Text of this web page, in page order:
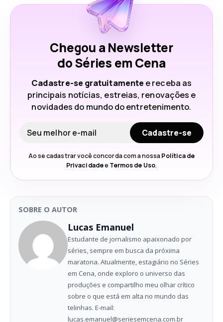
Chegou a Newsletter
do Séries em Cena
Cadastre-se gratuitamente e receba as
principais notícias, estreias, renovações e
novidades do mundo do entretenimento.
Seu e-mail
Cadastre-se
Ao se cadastrar você concorda com a nossa Política de
Privacidadee Termos de Uso.
SOBRE O AUTOR
Lucas Emanuel
Estudante de jornalismo apaixonado por
séries, sempre em busca da próxima
maratona. Atualmente, estagiário no Séries
em Cena, onde exploro o universo das
produções e compartilho meu olhar crítico
sobre o que está em alta no mundo das
telinhas. E-mail:
lucas.emanuel@seriesemcena.com.br